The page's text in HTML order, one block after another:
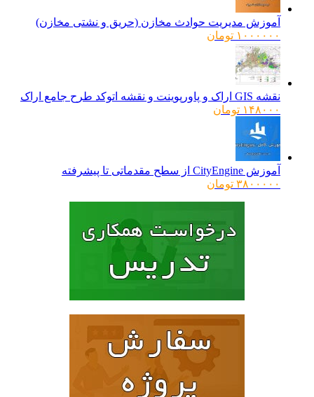
آموزش مدیریت حوادث مخازن (حریق و نشتی مخازن)
۱۰۰۰۰۰۰ تومان
نقشه GIS اراک و پاورپوینت و نقشه اتوکد طرح جامع اراک
۱۴۸۰۰۰ تومان
آموزش CityEngine از سطح مقدماتی تا پیشرفته
۳۸۰۰۰۰۰ تومان